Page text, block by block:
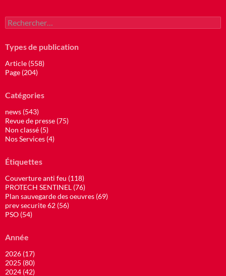
Rechercher :
Types de publication
Article (558)
Page (204)
Catégories
news (543)
Revue de presse (75)
Non classé (5)
Nos Services (4)
Étiquettes
Couverture anti feu (118)
PROTECH SENTINEL (76)
Plan sauvegarde des oeuvres (69)
prev securite 62 (56)
PSO (54)
Année
2026 (17)
2025 (80)
2024 (42)